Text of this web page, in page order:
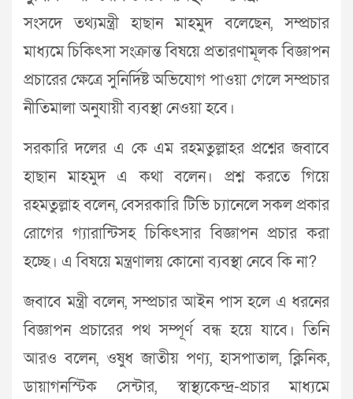
সংসদে তথ্যমন্ত্রী হাছান মাহমুদ বলেছেন, সম্প্রচার
মাধ্যমে চিকিৎসা সংক্রান্ত বিষয়ে প্রতারণামূলক বিজ্ঞাপন
প্রচারের ক্ষেত্রে সুনির্দিষ্ট অভিযোগ পাওয়া গেলে সম্প্রচার
নীতিমালা অনুযায়ী ব্যবস্থা নেওয়া হবে।
সরকারি দলের এ কে এম রহমতুল্লাহর প্রশ্নের জবাবে
হাছান মাহমুদ এ কথা বলেন। প্রশ্ন করতে গিয়ে
রহমতুল্লাহ বলেন, বেসরকারি টিভি চ্যানেলে সকল প্রকার
রোগের গ্যারান্টিসহ চিকিৎসার বিজ্ঞাপন প্রচার করা
হচ্ছে। এ বিষয়ে মন্ত্রণালয় কোনো ব্যবস্থা নেবে কি না?
জবাবে মন্ত্রী বলেন, সম্প্রচার আইন পাস হলে এ ধরনের
বিজ্ঞাপন প্রচারের পথ সম্পূর্ণ বন্ধ হয়ে যাবে। তিনি
আরও বলেন, ওষুধ জাতীয় পণ্য, হাসপাতাল, ক্লিনিক,
ডায়াগনস্টিক সেন্টার, স্বাস্থ্যকেন্দ্র-প্রচার মাধ্যমে